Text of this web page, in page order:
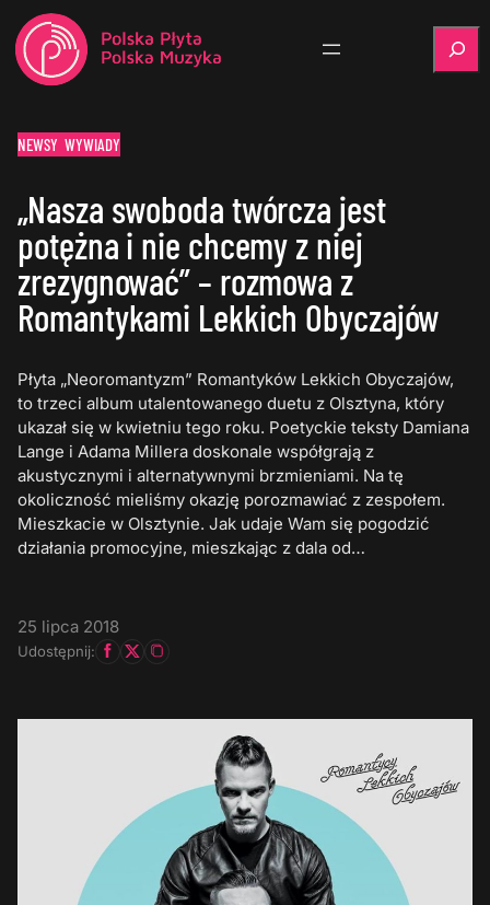
NEWSY WYWIADY
„Nasza swoboda twórcza jest
potężna i nie chcemy z niej
zrezygnować” – rozmowa z
Romantykami Lekkich Obyczajów
Płyta „Neoromantyzm” Romantyków Lekkich Obyczajów,
to trzeci album utalentowanego duetu z Olsztyna, który
ukazał się w kwietniu tego roku. Poetyckie teksty Damiana
Lange i Adama Millera doskonale współgrają z
akustycznymi i alternatywnymi brzmieniami. Na tę
okoliczność mieliśmy okazję porozmawiać z zespołem.
Mieszkacie w Olsztynie. Jak udaje Wam się pogodzić
działania promocyjne, mieszkając z dala od…
25 lipca 2018
Udostępnij: